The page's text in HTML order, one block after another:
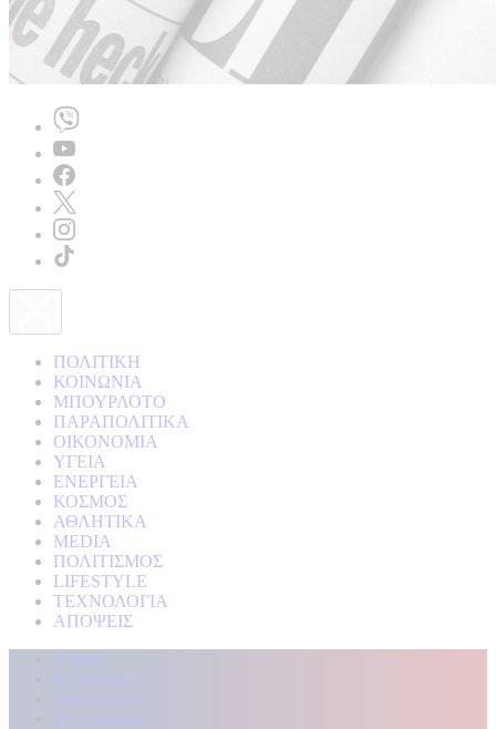
ΠΟΛΙΤΙΚΗ
ΚΟΙΝΩΝΙΑ
ΜΠΟΥΡΛΟΤΟ
ΠΑΡΑΠΟΛΙΤΙΚΑ
ΟΙΚΟΝΟΜΙΑ
ΥΓΕΙΑ
ΕΝΕΡΓΕΙΑ
ΚΟΣΜΟΣ
ΑΘΛΗΤΙΚΑ
MEDIA
ΠΟΛΙΤΙΣΜΟΣ
LIFESTYLE
ΤΕΧΝΟΛΟΓΙΑ
ΑΠΟΨΕΙΣ
Αρχική
Kontra Live
Καταγγελίες
Επικοινωνία